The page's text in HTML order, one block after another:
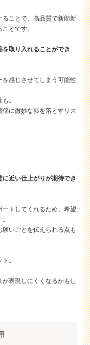
ることで、高品質で新郎新
とです。
取り入れることができ
感じさせてしまう可能性
。
に微妙な影を落とすリス
に近い仕上がりが期待でき
トしてくれるため、希望
いごとを伝えられる点も
。
表現しにくくなるかもし